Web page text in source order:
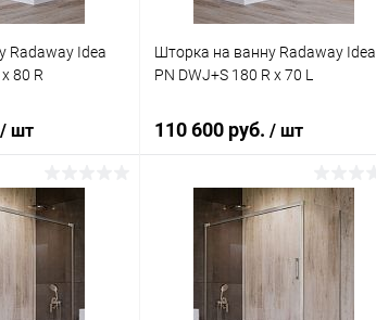
Radaway Idea
80 R
/ шт
Под заказ
Шторка на ванну Radaway Idea
PN DWJ+S 180 R x 70 L
110 600 руб. / шт
В корзину
Сравнение
В избранное